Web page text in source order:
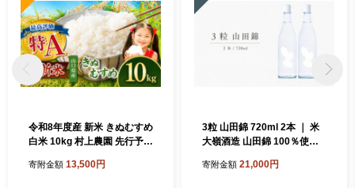
令和8年度産 新米 きぬむすめ
白米 10kg 村上農園 先行予約
末まで順次発送 ＞ ｜ 精米 新
寄附金額 13,500円
3粒 山田錦 720ml 2本 ｜ 米
大嶺酒造 山田錦 100％使用
カット香 白ワイン感覚 日本
寄附金額 21,000円